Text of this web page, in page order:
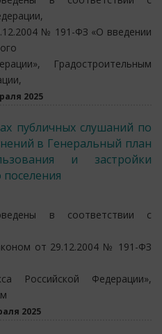
№ 191-ФЗ «О введении
Градостроительным
2025
публичных слушаний по
в Генеральный план
и застройки
поселения
в соответствии с
от 29.12.2004 № 191-ФЗ
Российской Федерации»,
2025